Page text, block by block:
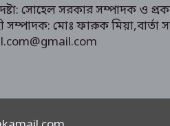
সোহেল সরকার সম্পাদক
সম্পাদক: মোঃ ফারুক